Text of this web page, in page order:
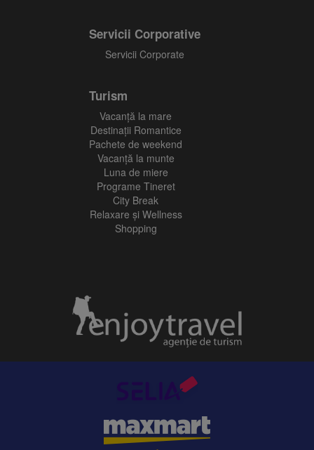
Servicii Corporative
Servicii Corporate
Turism
Vacanţă la mare
Destinații Romantice
Pachete de weekend
Vacanță la munte
Luna de miere
Programe Tineret
City Break
Relaxare și Wellness
Shopping